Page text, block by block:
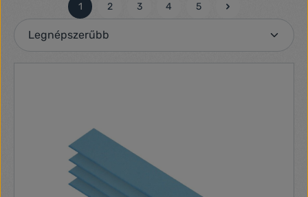
Oldal
1
Oldal
2
Oldal
3
Oldal
4
Oldal
5